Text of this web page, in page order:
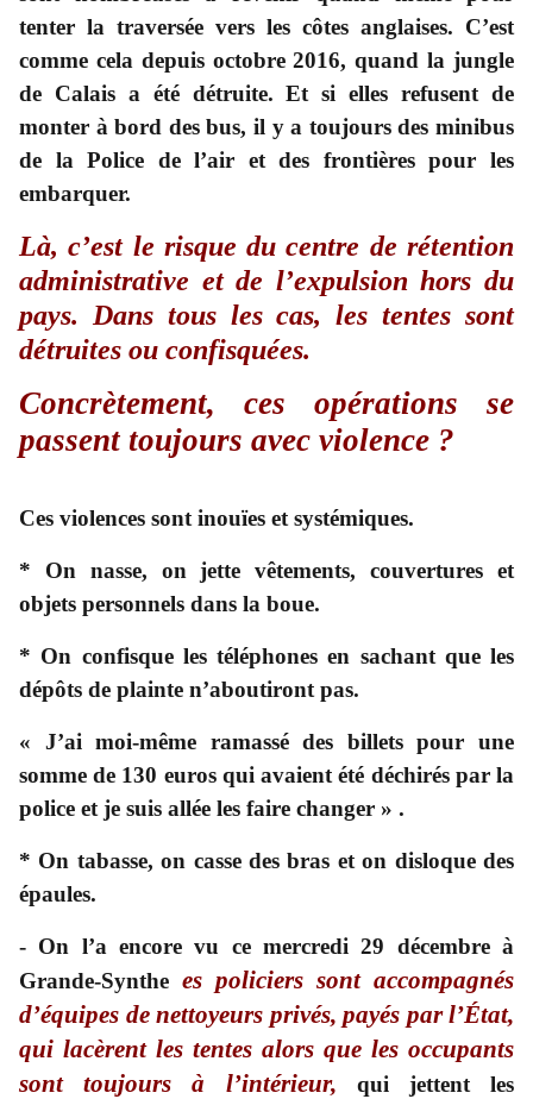
tenter la traversée vers les côtes anglaises. C’est
comme cela depuis octobre 2016, quand la jungle
de Calais a été détruite. Et si elles refusent de
monter à bord des bus, il y a toujours des minibus
de la Police de l’air et des frontières pour les
embarquer.
Là, c’est le risque du centre de rétention
administrative et de l’expulsion hors du
pays. Dans tous les cas, les tentes sont
détruites ou confisquées.
Concrètement, ces opérations se
passent toujours avec violence ?
Ces violences sont inouïes et systémiques.
* On nasse, on jette vêtements, couvertures et
objets personnels dans la boue.
* On confisque les téléphones en sachant que les
dépôts de plainte n’aboutiront pas.
« J’ai moi-même ramassé des billets pour une
somme de 130 euros qui avaient été déchirés par la
police et je suis allée les faire changer » .
* On tabasse, on casse des bras et on disloque des
épaules.
- On l’a encore vu ce mercredi 29 décembre à
Grande-Synthe es policiers sont accompagnés
d’équipes de nettoyeurs privés, payés par l’État,
qui lacèrent les tentes alors que les occupants
sont toujours à l’intérieur, qui jettent les